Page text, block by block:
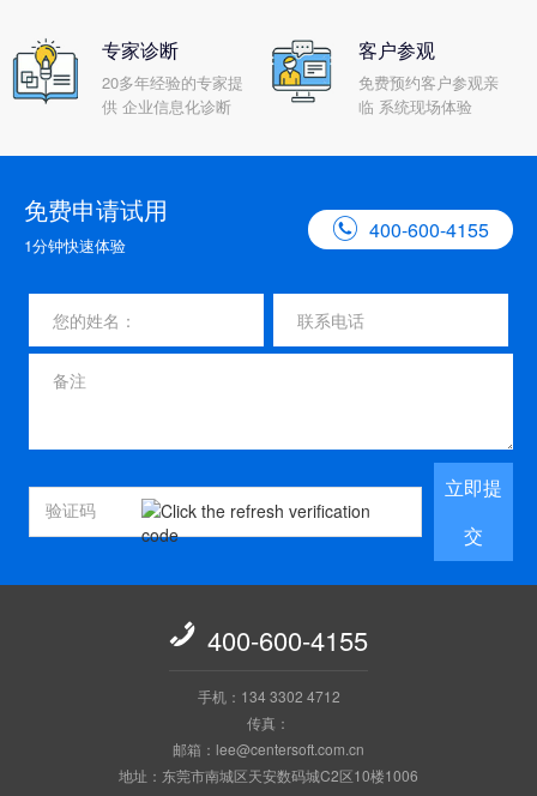
专家诊断
20多年经验的专家提
供 企业信息化诊断
客户参观
免费预约客户参观亲
临 系统现场体验
免费申请试用
1分钟快速体验
 400-600-4155
立即提
交
 400-600-4155
手机：134 3302 4712
传真：
邮箱：lee@centersoft.com.cn
地址：东莞市南城区天安数码城C2区10楼1006